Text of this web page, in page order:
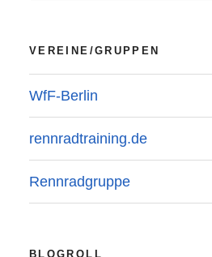
VEREINE/GRUPPEN
WfF-Berlin
rennradtraining.de
Rennradgruppe
BLOGROLL